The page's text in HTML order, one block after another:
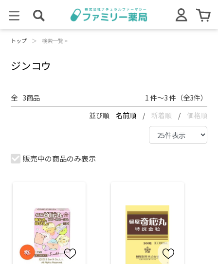
トップ ＞ 検索一覧 >
ジンコウ
全 3商品 1 件～3 件（全3件）
並び順 名前順 / 新着順 / 価格順
販売中の商品のみ表示